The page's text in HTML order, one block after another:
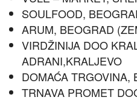
SOULFOOD,
ARUM, BEOGRAD
VIRDŽINIJA DOO
ADRANI,KRALJEVO
DOMAĆA TRGOVINA,
TRNAVA PROMET